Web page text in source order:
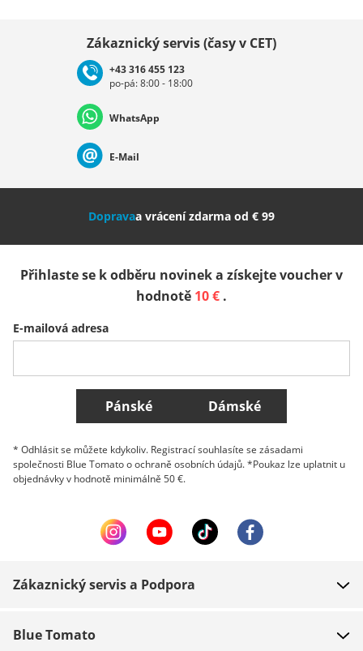
Deutschland Österreich
Nederland Italia (Italiano) Italien (Deutsch)
Slovenija
Belgique (Français) Danmark Norge
Všechny země
Zákaznický servis (časy v CET)
+43 316 455 123
po-pá: 8:00 - 18:00
WhatsApp
E-Mail
Dopravaa vrácení zdarma od € 99
Přihlaste se k odběru novinek a získejte voucher v
hodnotě 10 € .
E-mailová adresa
Pánské Dámské
* Odhlásit se můžete kdykoliv. Registrací souhlasíte se zásadami
společnosti Blue Tomato o ochraně osobních údajů. *Poukaz lze uplatnit u
objednávky v hodnotě minimálně 50 €.
Zákaznický servis a Podpora
Blue Tomato